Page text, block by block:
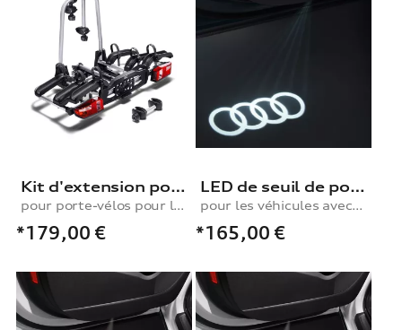
Kit d'extension pour un 3e vélo
pour porte-vélos pour le dispositif d'attelage
*179,00 €
LED de seuil de porte avec projection des anneaux Audi sur les modèles avec éclairage de seuil à LED
pour les véhicules avec éclairage de seuil à LED
*165,00 €